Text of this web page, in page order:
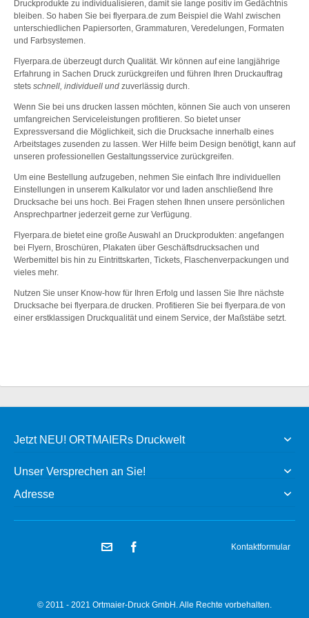
Druckprodukte zu individualisieren, damit sie lange positiv im Gedächtnis
bleiben. So haben Sie bei flyerpara.de zum Beispiel die Wahl zwischen
unterschiedlichen Papiersorten, Grammaturen, Veredelungen, Formaten
und Farbsystemen.
Flyerpara.de überzeugt durch Qualität. Wir können auf eine langjährige
Erfahrung in Sachen Druck zurückgreifen und führen Ihren Druckauftrag
stets schnell, individuell und zuverlässig durch.
Wenn Sie bei uns drucken lassen möchten, können Sie auch von unseren
umfangreichen Serviceleistungen profitieren. So bietet unser
Expressversand die Möglichkeit, sich die Drucksache innerhalb eines
Arbeitstages zusenden zu lassen. Wer Hilfe beim Design benötigt, kann auf
unseren professionellen Gestaltungsservice zurückgreifen.
Um eine Bestellung aufzugeben, nehmen Sie einfach Ihre individuellen
Einstellungen in unserem Kalkulator vor und laden anschließend Ihre
Drucksache bei uns hoch. Bei Fragen stehen Ihnen unsere persönlichen
Ansprechpartner jederzeit gerne zur Verfügung.
Flyerpara.de bietet eine große Auswahl an Druckprodukten: angefangen
bei Flyern, Broschüren, Plakaten über Geschäftsdrucksachen und
Werbemittel bis hin zu Eintrittskarten, Tickets, Flaschenverpackungen und
vieles mehr.
Nutzen Sie unser Know-how für Ihren Erfolg und lassen Sie Ihre nächste
Drucksache bei flyerpara.de drucken. Profitieren Sie bei flyerpara.de von
einer erstklassigen Druckqualität und einem Service, der Maßstäbe setzt.
Jetzt NEU! ORTMAIERs Druckwelt
Unser Versprechen an Sie!
Adresse
Kontaktformular
© 2011 - 2021 Ortmaier-Druck GmbH. Alle Rechte vorbehalten.